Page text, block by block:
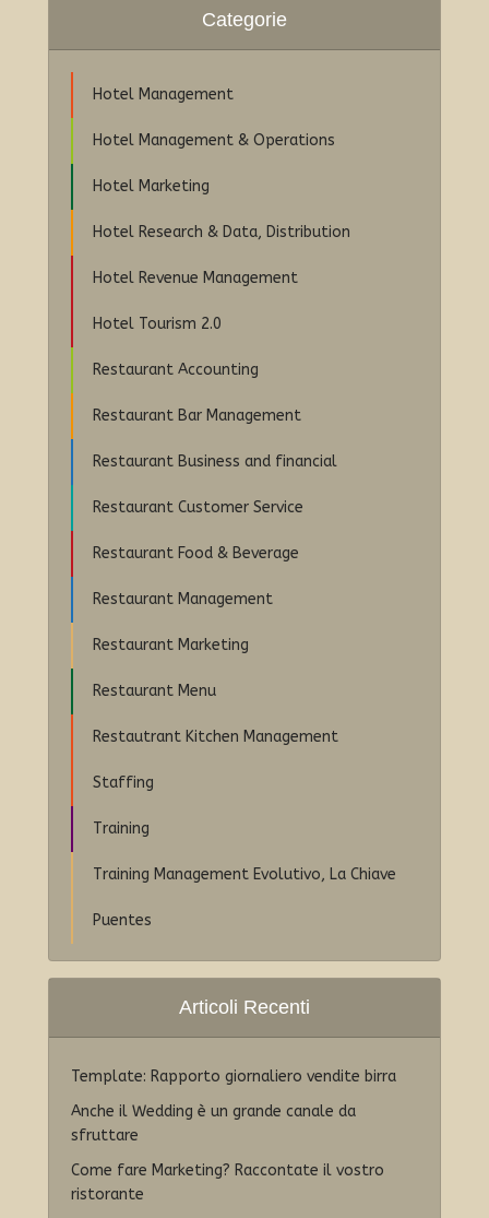
Categorie
Hotel Management
Hotel Management & Operations
Hotel Marketing
Hotel Research & Data, Distribution
Hotel Revenue Management
Hotel Tourism 2.0
Restaurant Accounting
Restaurant Bar Management
Restaurant Business and financial
Restaurant Customer Service
Restaurant Food & Beverage
Restaurant Management
Restaurant Marketing
Restaurant Menu
Restautrant Kitchen Management
Staffing
Training
Training Management Evolutivo, La Chiave
Puentes
Articoli Recenti
Template: Rapporto giornaliero vendite birra
Anche il Wedding è un grande canale da
sfruttare
Come fare Marketing? Raccontate il vostro
ristorante